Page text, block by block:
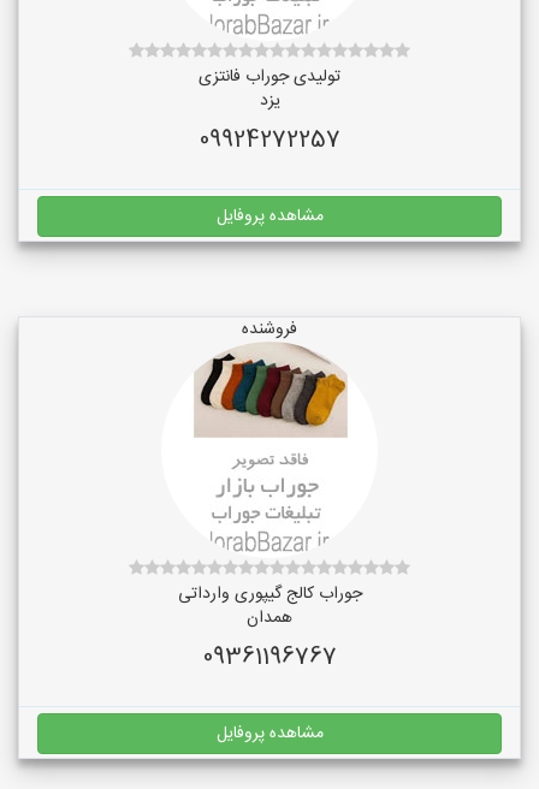
تولیدی جوراب فانتزی
09924272257
مشاهده پروفایل
فروشنده
جوراب کالج گیپوری وارداتی
همدان
09361196767
مشاهده پروفایل